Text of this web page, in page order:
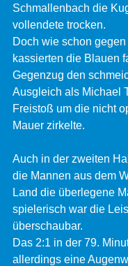
Schmallenbach die
vollendete trocken.
Doch wie schon
kassierten die Blauen
Gegenzug den
Ausgleich als Michael
Freistoß um die nicht
Mauer zirkelte.
Auch in der zweiten
die Mannen aus dem
Land die überlegene
spielerisch war die
überschaubar.
Das 2:1 in der 79.
allerdings eine